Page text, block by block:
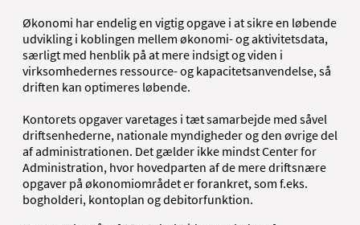
Økonomi har endelig en vigtig opgave i at sikre en løbende
udvikling i koblingen mellem økonomi- og aktivitetsdata,
særligt med henblik på at mere indsigt og viden i
virksomhedernes ressource- og kapacitetsanvendelse, så
driften kan optimeres løbende.
Kontorets opgaver varetages i tæt samarbejde med såvel
driftsenhederne, nationale myndigheder og den øvrige del
af administrationen. Det gælder ikke mindst Center for
Administration, hvor hovedparten af de mere driftsnære
opgaver på økonomiområdet er forankret, som f.eks.
bogholderi, kontoplan og debitorfunktion.